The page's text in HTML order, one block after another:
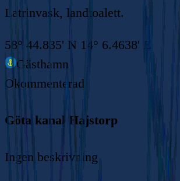
Latrinvask, landtoalett.
58° 44.835' N 14° 6.4638' E
Gästhamn
Okommenterad
Göta kanal Hajstorp
Ingen beskrivning